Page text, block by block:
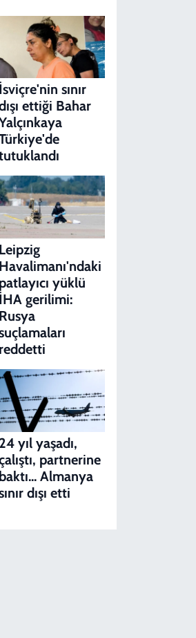
İsviçre'nin sınır
ettiği Bahar
Leipzig
Havalimanı'ndaki
patlayıcı yüklü
İHA gerilimi:
Rusya
reddetti
24 yıl yaşadı,
partnerine
baktı... Almanya
dışı etti